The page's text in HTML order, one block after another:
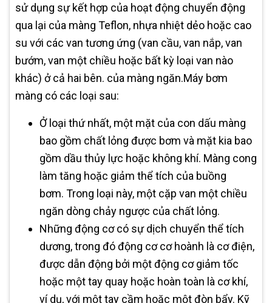
sử dụng sự kết hợp của hoạt động chuyển động
qua lại của màng Teflon, nhựa nhiệt dẻo hoặc cao
su với các van tương ứng (van cầu, van nắp, van
bướm, van một chiều hoặc bất kỳ loại van nào
khác) ở cả hai bên. của màng ngăn.Máy bơm
màng có các loại sau:
Ở loại thứ nhất, một mặt của con dấu màng
bao gồm chất lỏng được bơm và mặt kia bao
gồm dầu thủy lực hoặc không khí. Màng cong
làm tăng hoặc giảm thể tích của buồng
bơm. Trong loại này, một cặp van một chiều
ngăn dòng chảy ngược của chất lỏng.
Những động cơ có sự dịch chuyển thể tích
dương, trong đó động cơ cơ hoành là cơ điện,
được dẫn động bởi một động cơ giảm tốc
hoặc một tay quay hoặc hoàn toàn là cơ khí,
ví dụ, với một tay cầm hoặc một đòn bẩy. Kỹ